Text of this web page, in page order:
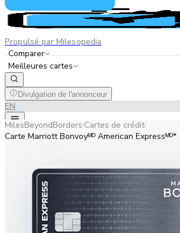
Propulsé par Milesopedia
Comparer
Meilleures cartes
Divulgation de l'annonceur
ENFR
MilesBeyondBorders/Cartes de crédit/
Carte Marriott Bonvoyᴹᴰ American Expressᴹᴰ*